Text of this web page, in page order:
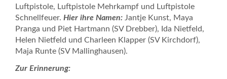
Luftpistole, Luftpistole Mehrkampf und Luftpistole
Schnellfeuer. Hier ihre Namen: Jantje Kunst, Maya
Pranga und Piet Hartmann (SV Drebber), Ida Nietfeld,
Helen Nietfeld und Charleen Klapper (SV Kirchdorf),
Maja Runte (SV Mallinghausen).
Zur Erinnerung: